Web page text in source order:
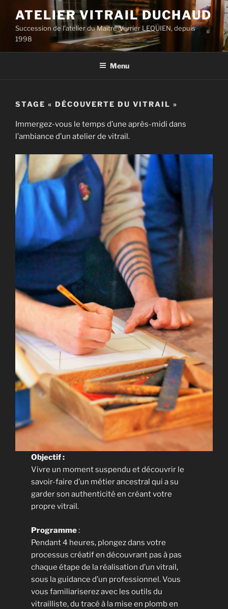
contenu
principal
ATELIER VITRAIL DUCHAUD
Succession de l'atelier du Maître-Verrier LEQUIEN, depuis
1998
Menu
STAGE « DÉCOUVERTE DU VITRAIL »
Immergez-vous le temps d’une après-midi dans
l’ambiance d’un atelier de vitrail.
Objectif :
Vivre un moment suspendu et découvrir le
savoir-faire d’un métier ancestral qui a su
garder son authenticité en créant votre
propre vitrail.
Programme:
Pendant 4 heures, plongez dans votre
processus créatif en découvrant pas à pas
chaque étape de la réalisation d’un vitrail,
sous la guidance d’un professionnel. Vous
vous familiariserez avec les outils du
vitrailliste, du tracé à la mise en plomb en